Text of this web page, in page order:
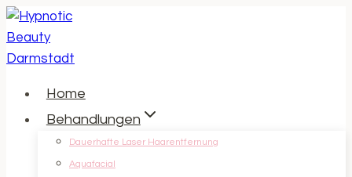
Zum
Inhalt
springen
Home
Behandlungen
Dauerhafte Laser Haarentfernung
Aquafacial